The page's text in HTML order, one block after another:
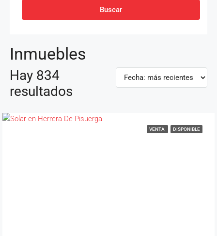
Buscar
Inmuebles
Hay 834
resultados
VENTA DISPONIBLE